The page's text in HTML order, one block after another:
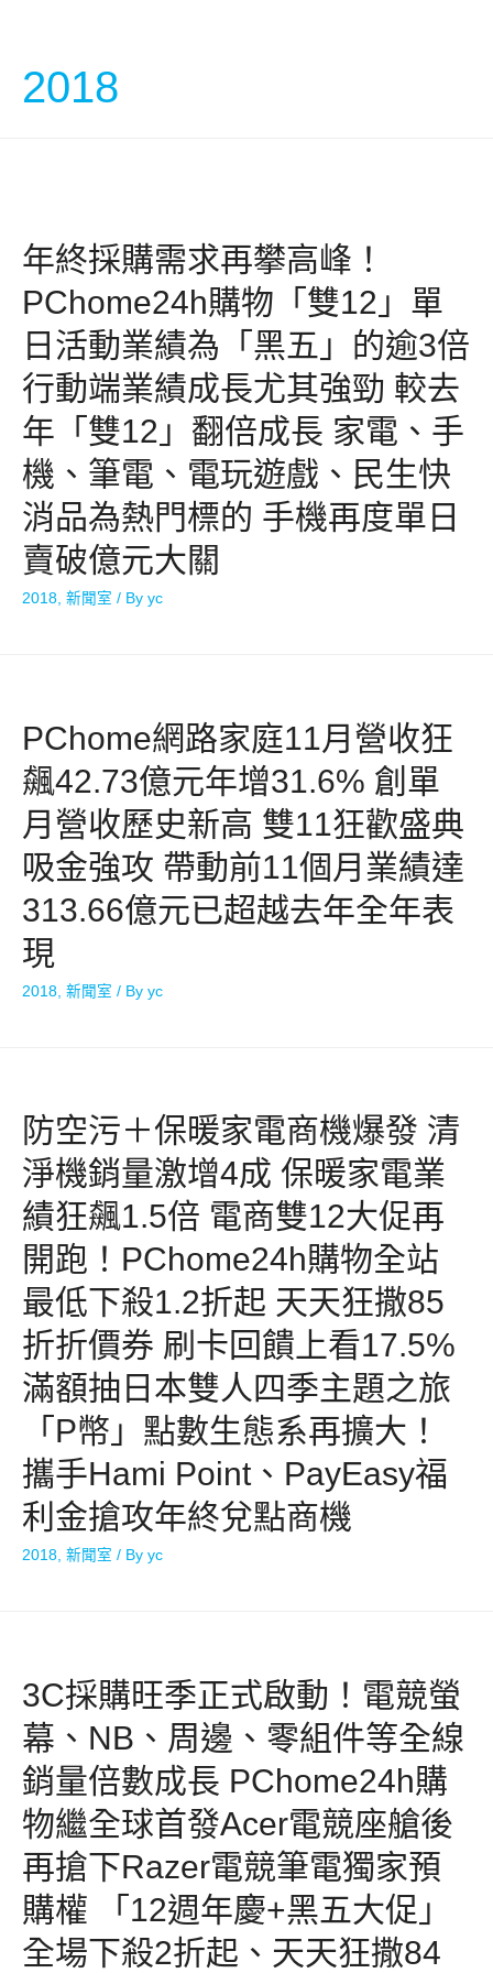
2018
年終採購需求再攀高峰！
PChome24h購物「雙12」單
日活動業績為「黑五」的逾3倍
行動端業績成長尤其強勁 較去
年「雙12」翻倍成長 家電、手
機、筆電、電玩遊戲、民生快
消品為熱門標的 手機再度單日
賣破億元大關
2018 新聞室 / By yc
PChome網路家庭11月營收狂
飆42.73億元年增31.6% 創單
月營收歷史新高 雙11狂歡盛典
吸金強攻 帶動前11個月業績達
313.66億元已超越去年全年表
現
2018 新聞室 / By yc
防空污＋保暖家電商機爆發 清
淨機銷量激增4成 保暖家電業
績狂飆1.5倍 電商雙12大促再
開跑！PChome24h購物全站
最低下殺1.2折起 天天狂撒85
折折價券 刷卡回饋上看17.5%
滿額抽日本雙人四季主題之旅
「P幣」點數生態系再擴大！
攜手Hami Point、PayEasy福
利金搶攻年終兌點商機
2018, 新聞室 / By yc
3C採購旺季正式啟動！電競螢
幕、NB、周邊、零組件等全線
銷量倍數成長 PChome24h購
物繼全球首發Acer電競座艙後
再搶下Razer電競筆電獨家預
購權 「12週年慶+黑五大促」
全場下殺2折起、天天狂撒84